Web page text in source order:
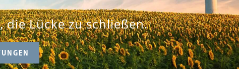
Lücke zu schließen.